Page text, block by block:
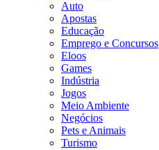
Auto
Apostas
Educação
Emprego e Concursos
Eloos
Games
Indústria
Jogos
Meio Ambiente
Negócios
Pets e Animais
Turismo